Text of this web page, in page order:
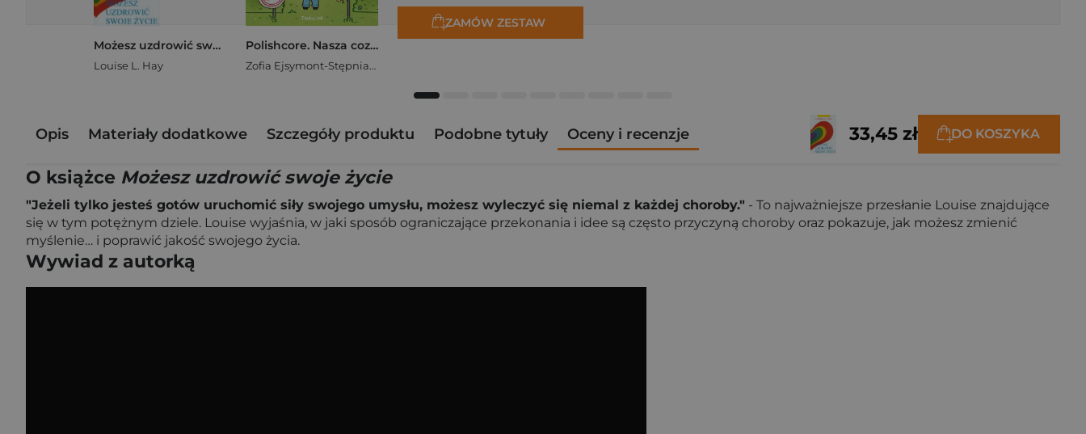
Możesz uzdrowić swoje życie
Louise L. Hay
Polishcore. Nasza cozy kolorowanka
Zofia Ejsymont-Stępniak „Timka.ink”
ZAMÓW ZESTAW
Opis Materiały dodatkowe Szczegóły produktu Podobne tytuły Oceny i recenzje 33,45 zł DO KOSZYKA
O książce Możesz uzdrowić swoje życie
"Jeżeli tylko jesteś gotów uruchomić siły swojego umysłu, możesz wyleczyć się niemal z każdej choroby." - To najważniejsze przesłanie Louise znajdujące
się w tym potężnym dziele. Louise wyjaśnia, w jaki sposób ograniczające przekonania i idee są często przyczyną choroby oraz pokazuje, jak możesz zmienić
myślenie… i poprawić jakość swojego życia.
Wywiad z autorką